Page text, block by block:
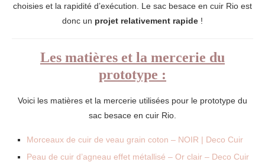
choisies et la rapidité d’exécution. Le sac besace en cuir Rio est
donc un projet relativement rapide !
Les matières et la mercerie du
prototype :
Voici les matières et la mercerie utilisées pour le prototype du
sac besace en cuir Rio.
Morceaux de cuir de veau grain coton – NOIR | Deco Cuir
Peau de cuir d’agneau effet métallisé – Or clair – Deco Cuir